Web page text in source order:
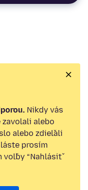
Nikdy vás
zavolali alebo
alebo zdieľali
prosím
“Nahlásiť